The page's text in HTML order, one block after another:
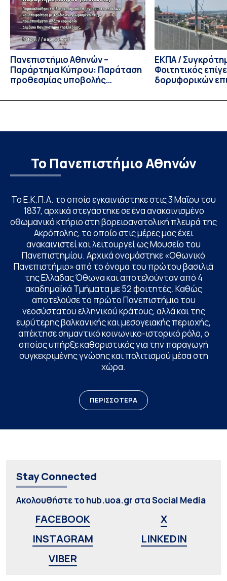
Πρόεδρος του Τμήματος […]
Πανεπιστήμιο Αθηνών –
Παράρτημα Κύπρου: Παράταση
προθεσμίας υποβολής
υποψηφίων
ΕΚΠΑ /
Φοιτητικός
δορυφορικών
Το Πανεπιστήμιο Αθηνών
Το Ε.Κ.Π.Α. το οποίο εγκαινιάστηκε στις 3 Μαΐου του
1837, αρχικά στεγάστηκε σε ένα ανακαινισμένο
οθωμανικό κτήριο στη βορειοανατολική πλευρά της
Ακρόπολης, το οποίο στις μέρες μας έχει
ανακαινιστεί και λειτουργεί ως Μουσείο του
Πανεπιστημίου. Αρχικά ονομάστηκε «Οθωνικό
Πανεπιστήμιο» από το όνομα του πρώτου βασιλιά
της Ελλάδας Όθωνα και αποτελούνταν από 4
ακαδημαϊκά Τμήματα με 52 φοιτητές. Καθώς
αποτελούσε το πρώτο Πανεπιστήμιο του
νεοσύστατου ελληνικού κράτους, αλλά και της
ευρύτερης βαλκανικής και μεσογειακής περιοχής,
απέκτησε σημαντικό κοινωνικο-ιστορικό ρόλο, ο
οποίος υπήρξε καθοριστικός για την παραγωγή
συγκεκριμένης γνώσης και πολιτισμού μέσα στη
χώρα.
ΠΕΡΙΣΣΟΤΕΡΑ
Stay Connected
Ακολουθήστε το hub.uoa.gr στα Social Media
FACEBOOK
X
INSTAGRAM
LINKEDIN
VIBER